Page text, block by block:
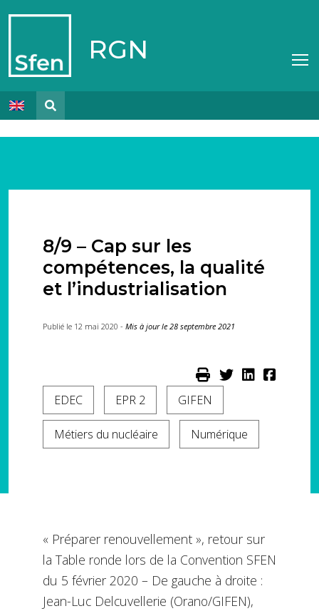
RGN
8/9 – Cap sur les
compétences, la qualité
et l’industrialisation
Publié le 12 mai 2020 - Mis à jour le 28 septembre 2021
EDEC EPR 2 GIFEN
Métiers du nucléaire Numérique
« Préparer renouvellement », retour sur
la Table ronde lors de la Convention SFEN
du 5 février 2020 – De gauche à droite :
Jean-Luc Delcuvellerie (Orano/GIFEN),